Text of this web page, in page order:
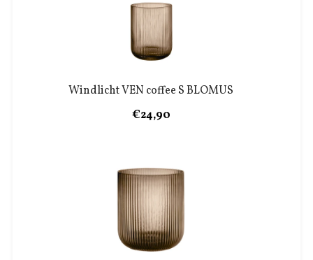
Windlicht VEN coffee S BLOMUS
€24,90